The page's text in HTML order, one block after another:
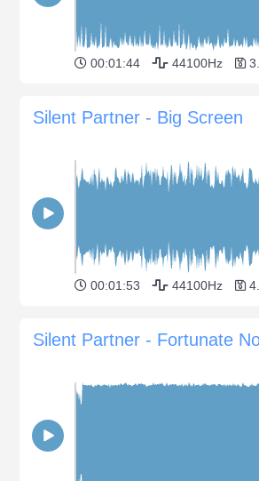
00:01:44 44100Hz
Silent Partner - Big Screen
00:01:53 44100Hz
Silent Partner - Fortunate